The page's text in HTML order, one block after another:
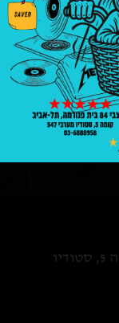
בניין פנורמה, בן צבי 84, ת"א קומה 5, סטודיו